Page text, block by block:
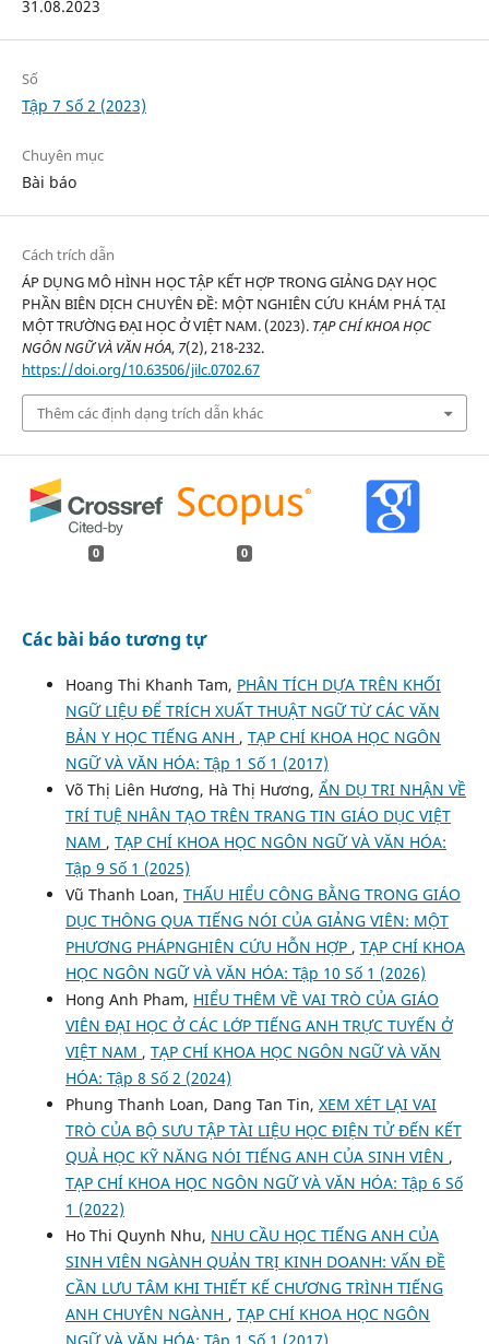
31.08.2023
Số
Tập 7 Số 2 (2023)
Chuyên mục
Bài báo
Cách trích dẫn
ÁP DỤNG MÔ HÌNH HỌC TẬP KẾT HỢP TRONG GIẢNG DẠY HỌC
PHẦN BIÊN DỊCH CHUYÊN ĐỀ: MỘT NGHIÊN CỨU KHÁM PHÁ TẠI
MỘT TRƯỜNG ĐẠI HỌC Ở VIỆT NAM. (2023). TẠP CHÍ KHOA HỌC
NGÔN NGỮ VÀ VĂN HÓA, 7(2), 218-232.
https://doi.org/10.63506/jilc.0702.67
Thêm các định dạng trích dẫn khác
0 0
Các bài báo tương tự
Hoang Thi Khanh Tam, PHÂN TÍCH DỰA TRÊN KHỐI
NGỮ LIỆU ĐỂ TRÍCH XUẤT THUẬT NGỮ TỪ CÁC VĂN
BẢN Y HỌC TIẾNG ANH , TẠP CHÍ KHOA HỌC NGÔN
NGỮ VÀ VĂN HÓA: Tập 1 Số 1 (2017)
Võ Thị Liên Hương, Hà Thị Hương, ẨN DỤ TRI NHẬN VỀ
TRÍ TUỆ NHÂN TẠO TRÊN TRANG TIN GIÁO DỤC VIỆT
NAM , TẠP CHÍ KHOA HỌC NGÔN NGỮ VÀ VĂN HÓA:
Tập 9 Số 1 (2025)
Vũ Thanh Loan, THẤU HIỂU CÔNG BẰNG TRONG GIÁO
DỤC THÔNG QUA TIẾNG NÓI CỦA GIẢNG VIÊN: MỘT
PHƯƠNG PHÁPNGHIÊN CỨU HỖN HỢP , TẠP CHÍ KHOA
HỌC NGÔN NGỮ VÀ VĂN HÓA: Tập 10 Số 1 (2026)
Hong Anh Pham, HIỂU THÊM VỀ VAI TRÒ CỦA GIÁO
VIÊN ĐẠI HỌC Ở CÁC LỚP TIẾNG ANH TRỰC TUYẾN Ở
VIỆT NAM , TẠP CHÍ KHOA HỌC NGÔN NGỮ VÀ VĂN
HÓA: Tập 8 Số 2 (2024)
Phung Thanh Loan, Dang Tan Tin, XEM XÉT LẠI VAI
TRÒ CỦA BỘ SƯU TẬP TÀI LIỆU HỌC ĐIỆN TỬ ĐẾN KẾT
QUẢ HỌC KỸ NĂNG NÓI TIẾNG ANH CỦA SINH VIÊN ,
TẠP CHÍ KHOA HỌC NGÔN NGỮ VÀ VĂN HÓA: Tập 6 Số
1 (2022)
Ho Thi Quynh Nhu, NHU CẦU HỌC TIẾNG ANH CỦA
SINH VIÊN NGÀNH QUẢN TRỊ KINH DOANH: VẤN ĐỀ
CẦN LƯU TÂM KHI THIẾT KẾ CHƯƠNG TRÌNH TIẾNG
ANH CHUYÊN NGÀNH , TẠP CHÍ KHOA HỌC NGÔN